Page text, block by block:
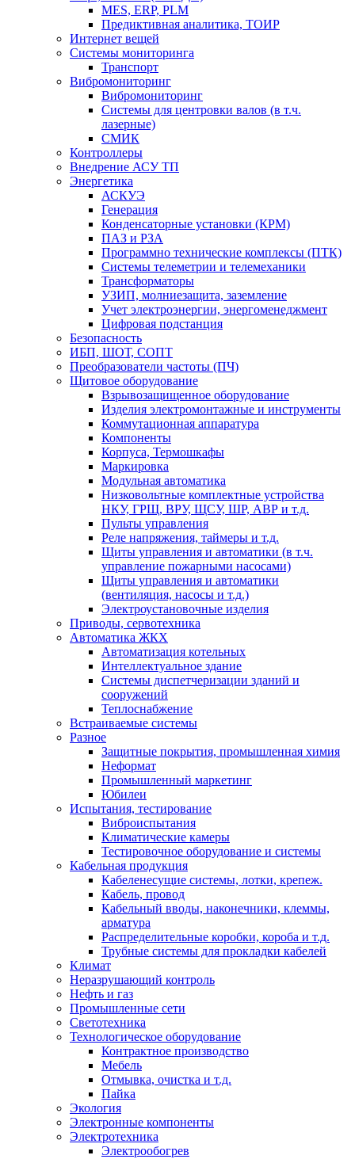
MES, ERP, PLM
Предиктивная аналитика, ТОИР
Интернет вещей
Системы мониторинга
Транспорт
Вибромониторинг
Вибромониторинг
Системы для центровки валов (в т.ч.
лазерные)
СМИК
Контроллеры
Внедрение АСУ ТП
Энергетика
АСКУЭ
Генерация
Конденсаторные установки (КРМ)
ПАЗ и РЗА
Программно технические комплексы (ПТК)
Системы телеметрии и телемеханики
Трансформаторы
УЗИП, молниезащита, заземление
Учет электроэнергии, энергоменеджмент
Цифровая подстанция
Безопасность
ИБП, ШОТ, СОПТ
Преобразователи частоты (ПЧ)
Щитовое оборудование
Взрывозащищенное оборудование
Изделия электромонтажные и инструменты
Коммутационная аппаратура
Компоненты
Корпуса, Термошкафы
Маркировка
Модульная автоматика
Низковольтные комплектные устройства
НКУ, ГРЩ, ВРУ, ЩСУ, ШР, АВР и т.д.
Пульты управления
Реле напряжения, таймеры и т.д.
Щиты управления и автоматики (в т.ч.
управление пожарными насосами)
Щиты управления и автоматики
(вентиляция, насосы и т.д.)
Электроустановочные изделия
Приводы, сервотехника
Автоматика ЖКХ
Автоматизация котельных
Интеллектуальное здание
Системы диспетчеризации зданий и
сооружений
Теплоснабжение
Встраиваемые системы
Разное
Защитные покрытия, промышленная химия
Неформат
Промышленный маркетинг
Юбилеи
Испытания, тестирование
Виброиспытания
Климатические камеры
Тестировочное оборудование и системы
Кабельная продукция
Кабеленесущие системы, лотки, крепеж.
Кабель, провод
Кабельный вводы, наконечники, клеммы,
арматура
Распределительные коробки, короба и т.д.
Трубные системы для прокладки кабелей
Климат
Неразрушающий контроль
Нефть и газ
Промышленные сети
Светотехника
Технологическое оборудование
Контрактное производство
Мебель
Отмывка, очистка и т.д.
Пайка
Экология
Электронные компоненты
Электротехника
Электрообогрев